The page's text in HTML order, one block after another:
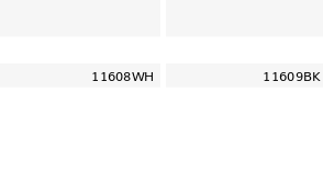
11608WH 11609BK